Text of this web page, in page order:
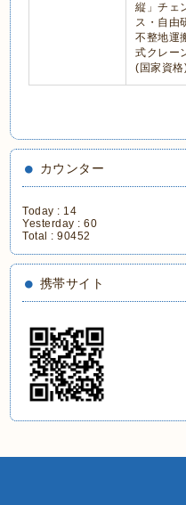
縦」チェ
ス・自由
不整地
式クレー
(国家資格
カウンター
Today : 14
Yesterday :60
Total :90452
携帯サイト